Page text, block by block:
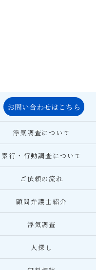
お問い合わせはこちら
浮気調査について
素行・行動調査について
ご依頼の流れ
顧問弁護士紹介
浮気調査
人探し